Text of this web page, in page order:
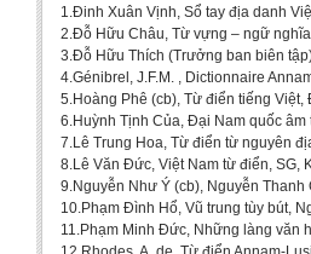
1.Đinh Xuân Vịnh, Sổ tay địa danh
2.Đỗ Hữu Châu, Từ vựng – ngữ
3.Đỗ Hữu Thích (Trưởng ban biên
4.Génibrel, J.F.M. , Dictionnaire
5.Hoàng Phê (cb), Từ điển tiếng
6.Huỳnh Tịnh Của, Đại Nam quốc âm
7.Lê Trung Hoa, Từ điển từ nguyên
8.Lê Văn Đức, Việt Nam từ điển, SG,
9.Nguyễn Như Ý (cb), Nguyễn
10.Phạm Đình Hổ, Vũ trung tùy bút,
11.Phạm Minh Đức, Những làng văn